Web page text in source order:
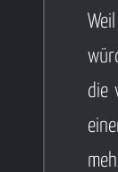
weckte
die